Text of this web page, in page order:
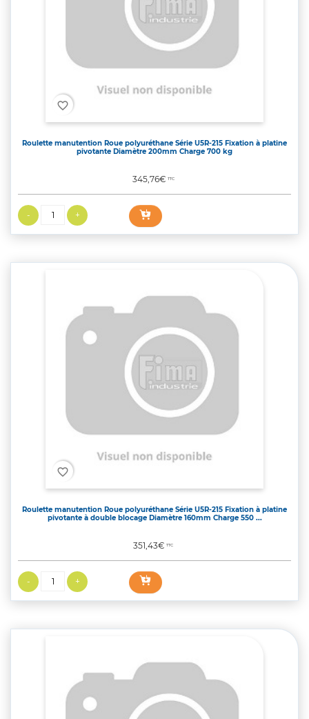
favorite_border
Roulette manutention Roue polyuréthane Série U5R-215 Fixation à platine
pivotante Diamètre 200mm Charge 700 kg
Prix
345,76€TTC
favorite_border
Roulette manutention Roue polyuréthane Série U5R-215 Fixation à platine
pivotante à double blocage Diamètre 160mm Charge 550 ...
Prix
351,43€TTC